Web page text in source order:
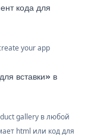
кода для
your app
вставки» в
gallery в любой
html или код для